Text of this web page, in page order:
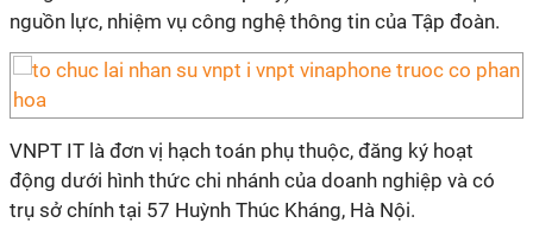
nguồn lực, nhiệm vụ công nghệ thông tin của Tập đoàn.
VNPT IT là đơn vị hạch toán phụ thuộc, đăng ký hoạt
động dưới hình thức chi nhánh của doanh nghiệp và có
trụ sở chính tại 57 Huỳnh Thúc Kháng, Hà Nội.